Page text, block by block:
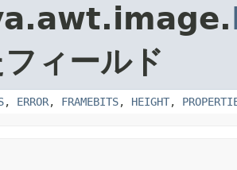
ィールド
, ERROR, FRAMEBITS, HEIGHT,